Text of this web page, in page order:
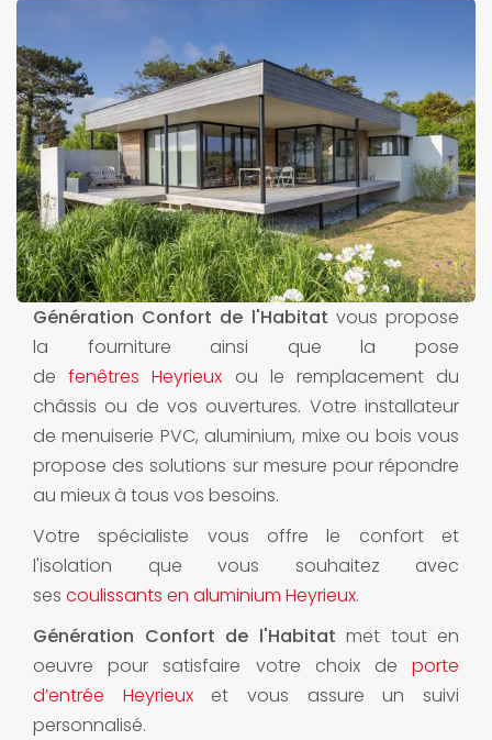
Génération Confort de l'Habitat vous propose
la fourniture ainsi que la pose
defenêtres Heyrieux ou le remplacement du
châssis ou de vos ouvertures. Votre installateur
de menuiserie PVC, aluminium, mixe ou bois vous
propose des solutions sur mesure pour répondre
au mieux à tous vos besoins.
Votre spécialiste vous offre le confort et
l'isolation que vous souhaitez avec
ses coulissants en aluminium Heyrieux.
Génération Confort de l'Habitat met tout en
oeuvre pour satisfaire votre choix de porte
d’entrée Heyrieuxet vous assure un suivi
personnalisé.